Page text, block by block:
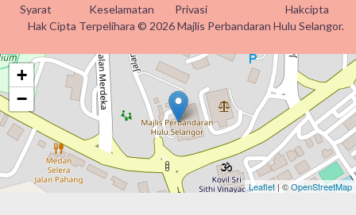
Syarat
Keselamatan
Privasi
Hakcipta
Hak Cipta Terpelihara © 2026 Majlis Perbandaran Hulu Selangor.
+
−
Leaflet | ©OpenStreetMap